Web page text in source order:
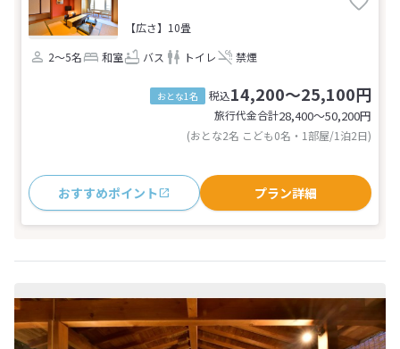
【広さ】10畳
2～5名
和室 バス トイレ 禁煙
おとな1名 税込14,200～25,100円
旅行代金合計28,400〜50,200円
(おとな2名 こども0名・1部屋/1泊2日)
おすすめポイント プラン詳細